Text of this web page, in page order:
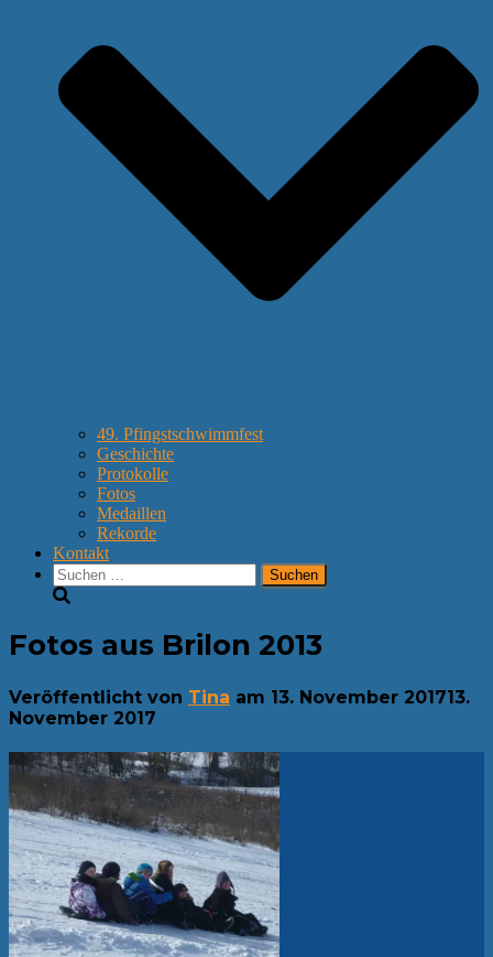
49. Pfingstschwimmfest
Geschichte
Protokolle
Fotos
Medaillen
Rekorde
Kontakt
Suchen
nach:
Fotos aus Brilon 2013
Veröffentlicht von Tina am 13. November 201713.
November 2017